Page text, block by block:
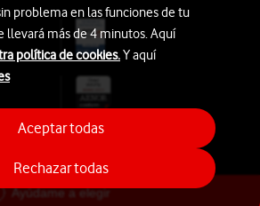
Ayúdame a elegir
problema en las funciones de tu
llevará más de 4 minutos. Aquí
política de cookies.Y aquí
Rechazar todas
Aceptar todas